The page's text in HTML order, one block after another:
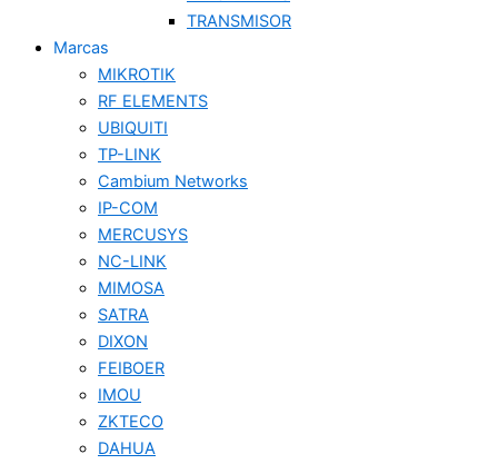
TRANSMISOR
Marcas
MIKROTIK
RF ELEMENTS
UBIQUITI
TP-LINK
Cambium Networks
IP-COM
MERCUSYS
NC-LINK
MIMOSA
SATRA
DIXON
FEIBOER
IMOU
ZKTECO
DAHUA